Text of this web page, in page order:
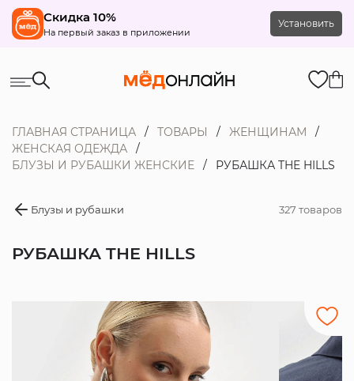
Скидка 10%
На первый заказ в приложении
Установить
ГЛАВНАЯ СТРАНИЦА ТОВАРЫ
ЖЕНЩИНАМ
ЖЕНСКАЯ ОДЕЖДА
БЛУЗЫ И РУБАШКИ ЖЕНСКИЕ
РУБАШКА THE HILLS
Блузы и рубашки 327 товаров
РУБАШКА THE HILLS